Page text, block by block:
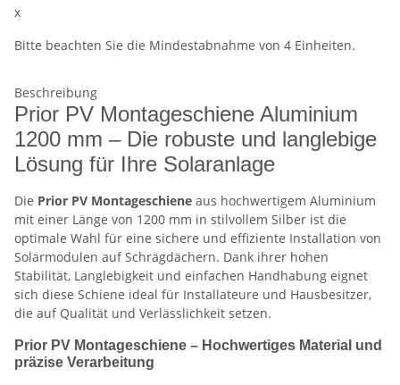
x
Bitte beachten Sie die Mindestabnahme von 4 Einheiten.
Beschreibung
Prior PV Montageschiene Aluminium
1200 mm – Die robuste und langlebige
Lösung für Ihre Solaranlage
Die Prior PV Montageschiene aus hochwertigem Aluminium
mit einer Länge von 1200 mm in stilvollem Silber ist die
optimale Wahl für eine sichere und effiziente Installation von
Solarmodulen auf Schrägdächern. Dank ihrer hohen
Stabilität, Langlebigkeit und einfachen Handhabung eignet
sich diese Schiene ideal für Installateure und Hausbesitzer,
die auf Qualität und Verlässlichkeit setzen.
Prior PV Montageschiene – Hochwertiges Material und
präzise Verarbeitung